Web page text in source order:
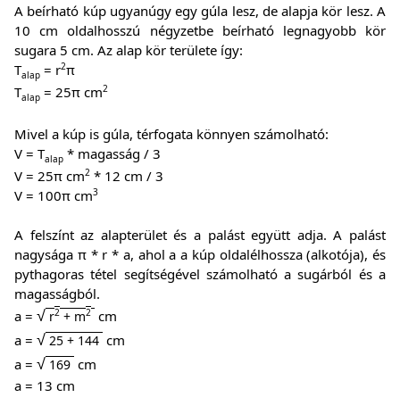
A beírható kúp ugyanúgy egy gúla lesz, de alapja kör lesz. A
10 cm oldalhosszú négyzetbe beírható legnagyobb kör
sugara 5 cm. Az alap kör területe így:
Talap = r2π
Talap = 25π cm2
Mivel a kúp is gúla, térfogata könnyen számolható:
V = Talap * magasság / 3
V = 25π cm2 * 12 cm / 3
V = 100π cm3
A felszínt az alapterület és a palást együtt adja. A palást
nagysága π * r * a, ahol a a kúp oldalélhossza (alkotója), és
pythagoras tétel segítségével számolható a sugárból és a
magasságból.
a = √ r2 + m2 cm
a = √ 25 + 144 cm
a = √ 169 cm
a = 13 cm